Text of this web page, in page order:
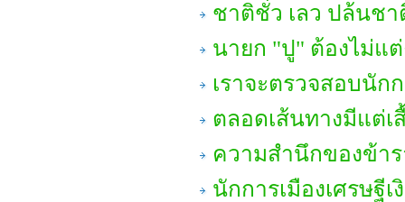
ชาติชั่ว เลว ปล้นช
นายก "ปู" ต้องไม่แ
เราจะตรวจสอบนัก
ตลอดเส้นทางมีแต่เ
ความสำนึกของข้า
นักการเมืองเศรษฐี